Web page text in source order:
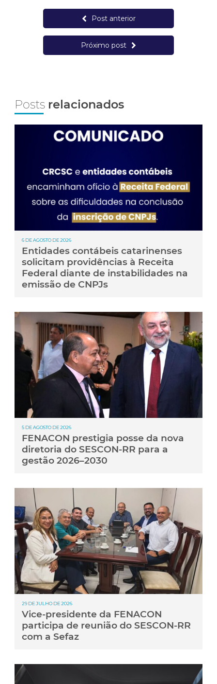
Post anterior
Próximo post
Posts relacionados
6 DE AGOSTO DE 2026
Entidades contábeis catarinenses
solicitam providências à Receita
Federal diante de instabilidades na
emissão de CNPJs
5 DE AGOSTO DE 2026
FENACON prestigia posse da nova
diretoria do SESCON-RR para a
gestão 2026–2030
29 DE JULHO DE 2026
Vice-presidente da FENACON
participa de reunião do SESCON-RR
com a Sefaz